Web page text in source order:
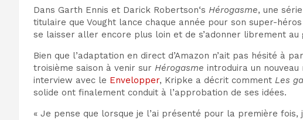
Dans Garth Ennis et Darick Robertson‘s Hérogasme, une
titulaire que Vought lance chaque année pour son super-
se laisser aller encore plus loin et de s’adonner librement
Bien que l’adaptation en direct d’Amazon n’ait pas hésité à
troisième saison à venir sur Hérogasme introduira un
interview avec le Envelopper, Kripke a décrit comment Les
solide ont finalement conduit à l’approbation de ses idées.
« Je pense que lorsque je l’ai présenté pour la première fois,